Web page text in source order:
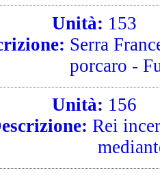
Unità: 153
Serra
porcaro -
Unità: 156
Rei